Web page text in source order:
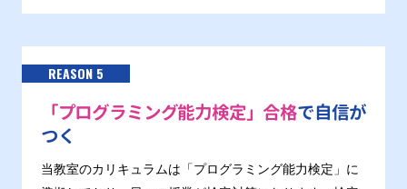
REASON 5
「プログラミング能力検定」合格で自信が
つく
当教室のカリキュラムは「プログラミング能力検定」に